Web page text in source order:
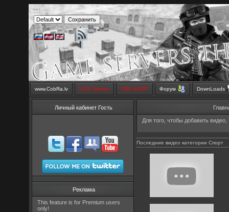
www.CobRa.lv LIVE Stream SMS SHOP Форум DownLoads
Личный кабинет Гость
Реклама
This feature is for Premium users
only!
Для того, чтобы добавить
Последние видео категории Спорт